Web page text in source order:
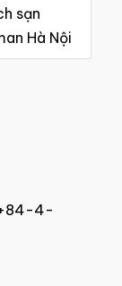
sạn
Hà Nội
4-